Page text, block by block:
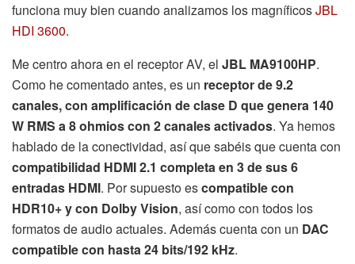
funciona muy bien cuando analizamos los magníficosJBL
HDI 3600.
Me centro ahora en el receptor AV, el JBL MA9100HP.
Como he comentado antes, es un receptor de 9.2
canales, con amplificación de clase D que genera 140
W RMS a 8 ohmios con 2 canales activados. Ya hemos
hablado de la conectividad, así que sabéis que cuenta con
compatibilidad HDMI 2.1 completa en 3 de sus 6
entradas HDMI. Por supuesto escompatible con
HDR10+ y con Dolby Vision, así como con todos los
formatos de audio actuales. Además cuenta con un DAC
compatible con hasta 24 bits/192 kHz.